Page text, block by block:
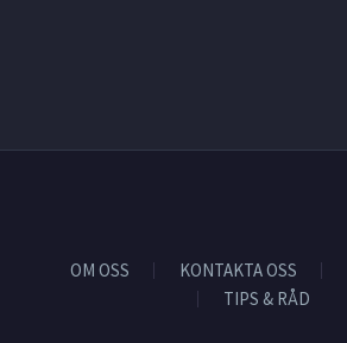
OM OSS KONTAKTA OSS
TIPS & RÅD